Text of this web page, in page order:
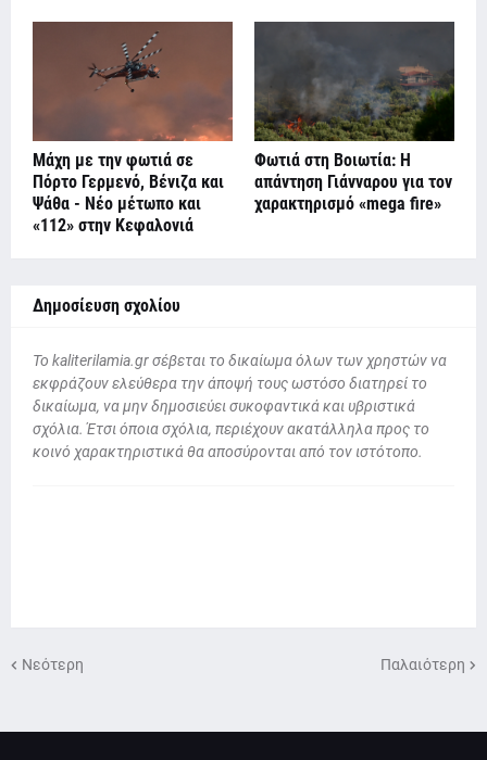
Μάχη με την φωτιά σε
Πόρτο Γερμενό, Βένιζα και
Ψάθα - Νέο μέτωπο και
«112» στην Κεφαλονιά
Φωτιά στη Βοιωτία: Η
απάντηση Γιάνναρου για τον
χαρακτηρισμό «mega fire»
Δημοσίευση σχολίου
To kaliterilamia.gr σέβεται το δικαίωμα όλων των χρηστών να
εκφράζουν ελεύθερα την άποψή τους ωστόσο διατηρεί το
δικαίωμα, να μην δημοσιεύει συκοφαντικά και υβριστικά
σχόλια. Έτσι όποια σχόλια, περιέχουν ακατάλληλα προς το
κοινό χαρακτηριστικά θα αποσύρονται από τον ιστότοπο.
Νεότερη Παλαιότερη